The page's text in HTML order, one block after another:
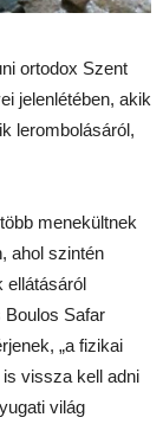
ortodox Szent
jelenlétében, akik
lerombolásáról,
menekültnek
ahol szintén
ellátásáról
Safar
„a fizikai
vissza kell adni
világ